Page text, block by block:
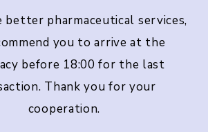
better pharmaceutical services,
you to arrive at the
before 18:00 for the last
Thank you for your
cooperation.